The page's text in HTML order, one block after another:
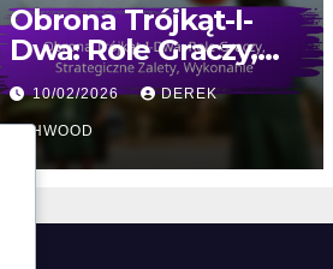
Obrona Trójkąt-I-
Dwa: Role Graczy,
Strategiczne Zalety,
Wykonanie
10/02/2026 DEREK
ASHWOOD